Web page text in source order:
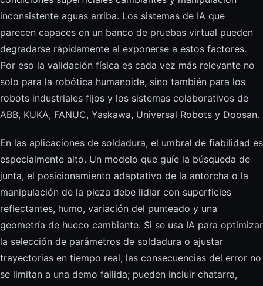
inconsistente aguas arriba. Los sistemas de IA que
parecen capaces en un banco de pruebas virtual pueden
degradarse rápidamente al exponerse a estos factores.
Por eso la validación física es cada vez más relevante no
solo para la robótica humanoide, sino también para los
robots industriales fijos y los sistemas colaborativos de
ABB, KUKA, FANUC, Yaskawa, Universal Robots y Doosan.
En las aplicaciones de soldadura, el umbral de fiabilidad es
especialmente alto. Un modelo que guíe la búsqueda de
junta, el posicionamiento adaptativo de la antorcha o la
manipulación de la pieza debe lidiar con superficies
reflectantes, humo, variación del punteado y una
geometría de hueco cambiante. Si se usa IA para optimizar
la selección de parámetros de soldadura o ajustar
trayectorias en tiempo real, las consecuencias del error no
se limitan a una demo fallida; pueden incluir chatarra,